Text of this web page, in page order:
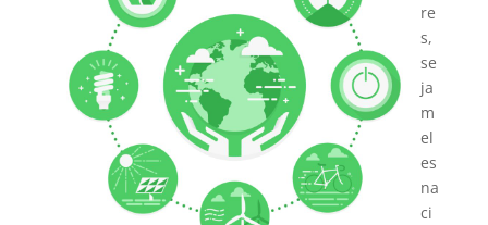
re
s,
se
ja
m
el
es
na
ci